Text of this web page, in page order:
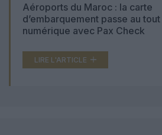
Aéroports du Maroc : la carte
d’embarquement passe au tout
numérique avec Pax Check
LIRE L'ARTICLE